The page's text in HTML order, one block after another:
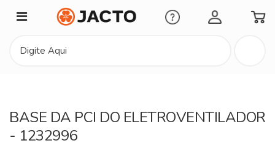
Minha Conta
BASE DA PCI DO ELETROVENTILADOR
- 1232996